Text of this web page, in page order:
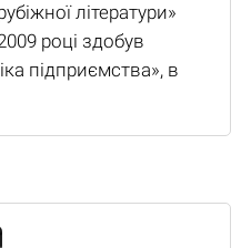
літератури»
році здобув
підприємства», в